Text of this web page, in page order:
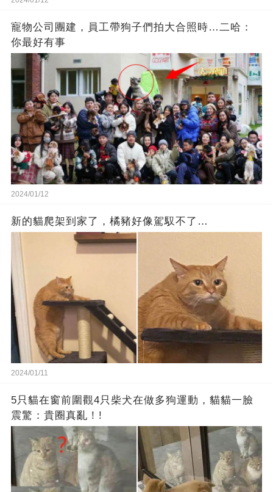
寵物公司團建，員工帶狗子們拍大合照時…二哈：
你最好有事
2024/01/12
新的貓爬架到家了，橘豬好像駕馭不了…
2024/01/11
5只貓在窗前圍觀4只柴犬在做多狗運動，貓貓一臉
震驚：貴圈真亂！!